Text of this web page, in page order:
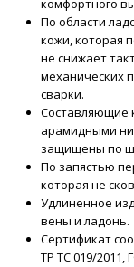
комфортного
По области
кожи, которая
не снижает
механических
сварки.
Составляющие
арамидными
защищены по
По запястью
которая не
Удлиненное
вены и ладонь.
Сертификат
ТР ТС 019/2011,